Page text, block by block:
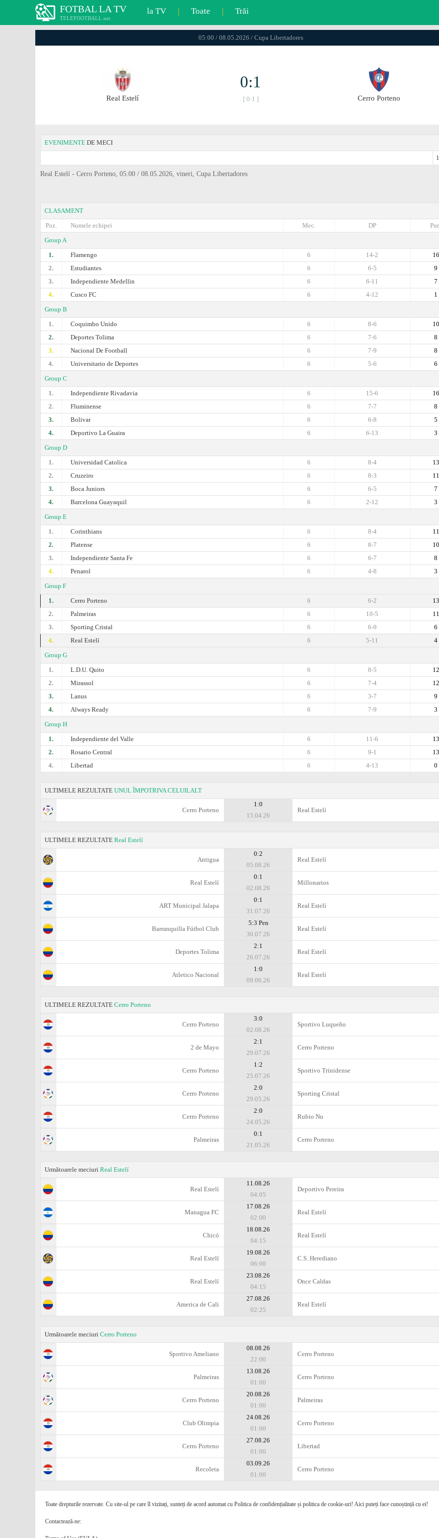
FOTBAL LA TV
TELEFOOTBALL.net
la TV | Toate | Trăi
05:00 / 08.05.2026 / Cupa Libertadores
Real Estelí
0:1
[ 0:1 ] Cerro Porteno
EVENIMENTE DE MECI
Real Estelí - Cerro Porteno, 05:00 / 08.05.2026, vineri, Cupa Libertadores
CLASAMENT
Poz.
Numele echipei DP
Mec.
Group A
1.
Flamengo 16
14-2
6
2.
Estudiantes 9
6-5
6
3.
Independiente Medellin 7
6-11
6
4.
Cusco FC 1
4-12
6
Group B
1.
Coquimbo Unido 10
8-6
6
2.
Deportes Tolima 8
7-6
6
3.
Nacional De Football 8
7-9
6
4.
Universitario de Deportes 6
5-6
6
Group C
1.
Independiente Rivadavia 16
15-6
6
2.
Fluminense 8
7-7
6
3.
Bolivar 5
6-8
6
4.
Deportivo La Guaira 3
6-13
6
Group D
1.
Universidad Catolica 13
8-4
6
2.
Cruzeiro 11
8-3
6
3.
Boca Juniors 7
6-5
6
4.
Barcelona Guayaquil 3
2-12
6
Group E
1.
Corinthians 11
8-4
6
2.
Platense 10
8-7
6
3.
Independiente Santa Fe 8
6-7
6
4.
Penarol 3
4-8
6
Group F
1.
Cerro Porteno 13
6-2
6
2.
Palmeiras 11
10-5
6
3.
Sporting Cristal 6
6-9
6
4.
Real Estelí 4
5-11
6
Group G
1.
L.D.U. Quito 12
8-5
6
2.
Mirassol 12
7-4
6
3.
Lanus 9
3-7
6
4.
Always Ready 3
7-9
6
Group H
1.
Independiente del Valle 13
11-6
6
2.
Rosario Central 13
9-1
6
4.
Libertad 0
4-13
6
ULTIMELE REZULTATE UNUL ÎMPOTRIVA CELUILALT
Cerro Porteno
1:0
15.04.26
Real Estelí
ULTIMELE REZULTATE Real Estelí
Antigua
0:2
05.08.26
Real Estelí
Real Estelí
0:1
02.08.26
Millonarios
ART Municipal Jalapa
0:1
31.07.26
Real Estelí
Barranquilla Fútbol Club
5:3 Pen
30.07.26
Real Estelí
Deportes Tolima
2:1
26.07.26
Real Estelí
Atletico Nacional
1:0
09.06.26
Real Estelí
ULTIMELE REZULTATE Cerro Porteno
Cerro Porteno
3:0
02.08.26
Sportivo Luqueño
2 de Mayo
2:1
29.07.26
Cerro Porteno
Cerro Porteno
1:2
25.07.26
Sportivo Trinidense
Cerro Porteno
2:0
29.05.26
Sporting Cristal
Cerro Porteno
2:0
24.05.26
Rubio Nu
Palmeiras
0:1
21.05.26
Cerro Porteno
Următoarele meciuri Real Estelí
Real Estelí
11.08.26
04:05
Deportivo Pereira
Managua FC
17.08.26
02:00
Real Estelí
Chicó
18.08.26
04:15
Real Estelí
Real Estelí
19.08.26
06:00
C.S. Herediano
Real Estelí
23.08.26
04:15
Once Caldas
America de Cali
27.08.26
02:25
Real Estelí
Următoarele meciuri Cerro Porteno
Sportivo Ameliano
08.08.26
22:00
Cerro Porteno
Palmeiras
13.08.26
01:00
Cerro Porteno
Cerro Porteno
20.08.26
01:00
Palmeiras
Club Olimpia
24.08.26
01:00
Cerro Porteno
Cerro Porteno
27.08.26
01:00
Libertad
Recoleta
03.09.26
01:00
Cerro Porteno
Toate drepturile rezervate. Cu site-ul pe care îl vizitați, sunteți de acord automat cu Politica de confidențialitate și politica de cookie-uri! Aici puteți face cunoștință cu ei!
Contactează-ne: